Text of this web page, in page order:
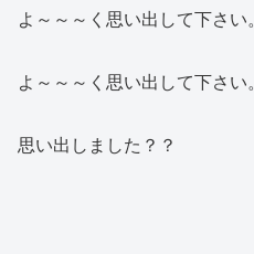
よ～～～く思い出して下さい。
よ～～～く思い出して下さい。
思い出しました？？